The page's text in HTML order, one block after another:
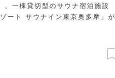
一棟貸切型のサウナ宿泊施設
ート サウナイン東京奥多摩」が